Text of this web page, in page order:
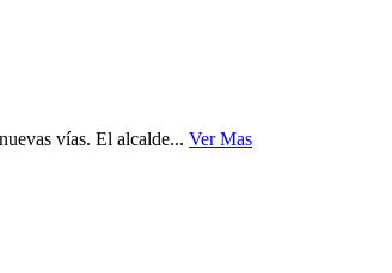
vías. El alcalde... Ver Mas